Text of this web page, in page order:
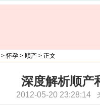
>怀孕 > 顺产 > 正文
深度解析顺产
2012-05-20 23:28:14